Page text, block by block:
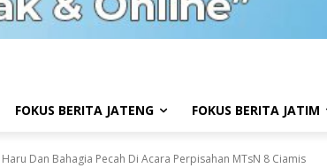
FOKUS BERITA JATENG FOKUS BERITA JATIM
Dan Bahagia Pecah Di Acara Perpisahan MTsN 8 Ciamis